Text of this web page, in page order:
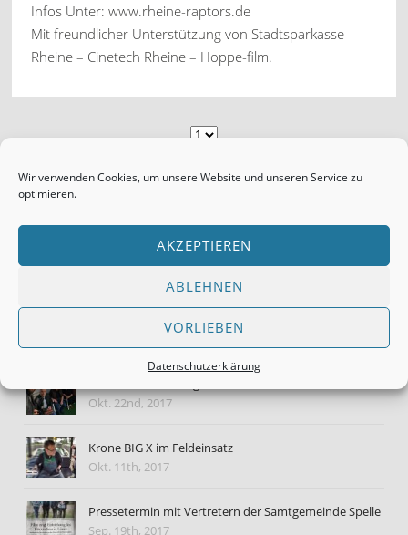
Wir verwenden Cookies, um unsere Website und unseren Service zu
optimieren.
AKZEPTIEREN
ABLEHNEN
VORLIEBEN
Datenschutzerklärung
Infos Unter: www.rheine-raptors.de
Mit freundlicher Unterstützung von Stadtsparkasse
Rheine – Cinetech Rheine – Hoppe-film.
DAS KÖNNTE IHNEN GEFALLEN
BLOG & STORY
40 Jahre Rundballenpressen Fa. Krone in Spelle
Okt. 22nd, 2017
Krone BIG X im Feldeinsatz
Okt. 11th, 2017
Pressetermin mit Vertretern der Samtgemeinde Spelle
Sep. 19th, 2017